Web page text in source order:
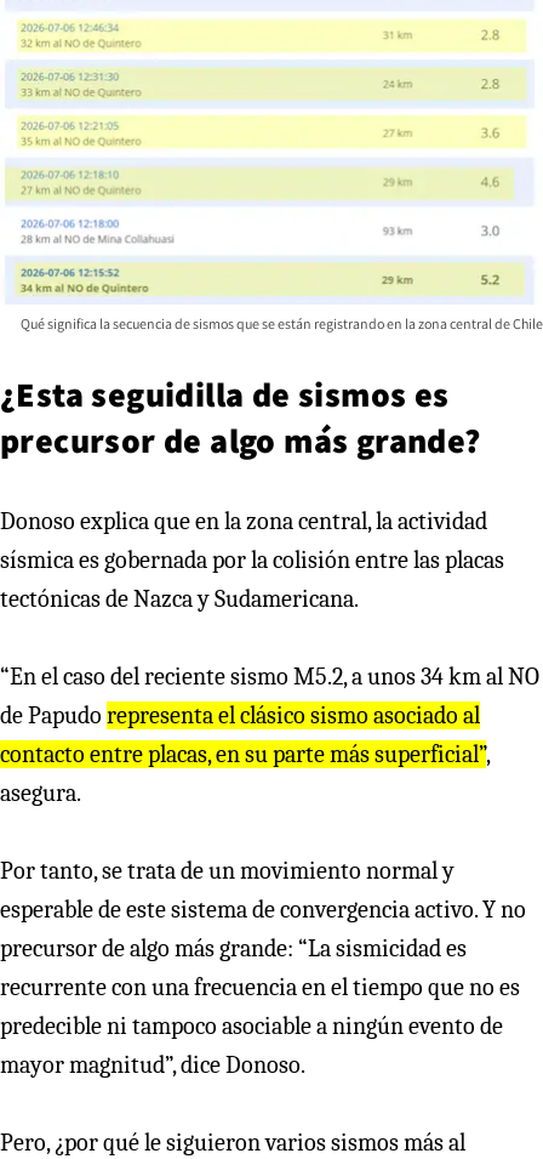
Qué significa la secuencia de sismos que se están registrando en la zona central de Chile
¿Esta seguidilla de sismos es
precursor de algo más grande?
Donoso explica que en la zona central, la actividad
sísmica es gobernada por la colisión entre las placas
tectónicas de Nazca y Sudamericana.
“En el caso del reciente sismo M5.2, a unos 34 km al NO
de Papudo representa el clásico sismo asociado al
contacto entre placas, en su parte más superficial”,
asegura.
Por tanto, se trata de un movimiento normal y
esperable de este sistema de convergencia activo. Y no
precursor de algo más grande: “La sismicidad es
recurrente con una frecuencia en el tiempo que no es
predecible ni tampoco asociable a ningún evento de
mayor magnitud”, dice Donoso.
Pero, ¿por qué le siguieron varios sismos más al